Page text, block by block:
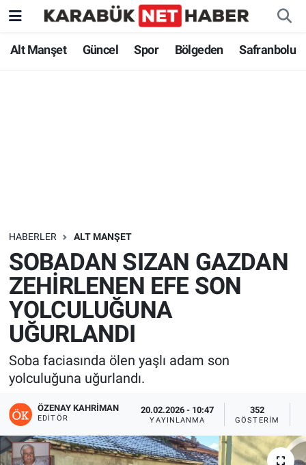
Alt Manşet Güncel Spor Bölgeden Safranbolu
HABERLER ALT MANŞET
SOBADAN SIZAN GAZDAN
ZEHİRLENEN EFE SON
YOLCULUĞUNA
UĞURLANDI
Soba faciasında ölen yaşlı adam son
yolculuğuna uğurlandı.
ÖZENAY KAHRIMAN
EDITÖR
20.02.2026 - 10:47
YAYINLANMA
352
GÖSTERIM